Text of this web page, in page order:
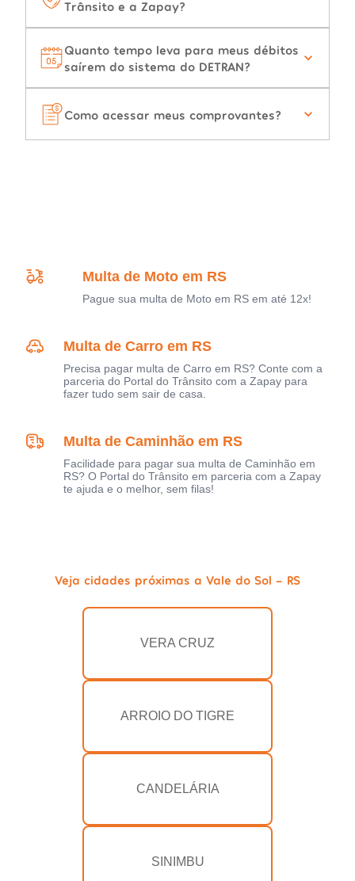
Trânsito e a Zapay?
Quanto tempo leva para meus débitos
saírem do sistema do DETRAN?
Como acessar meus comprovantes?
Multa de Moto em RS
Pague sua multa de Moto em RS em até 12x!
Multa de Carro em RS
Precisa pagar multa de Carro em RS? Conte com a
parceria do Portal do Trânsito com a Zapay para
fazer tudo sem sair de casa.
Multa de Caminhão em RS
Facilidade para pagar sua multa de Caminhão em
RS? O Portal do Trânsito em parceria com a Zapay
te ajuda e o melhor, sem filas!
Veja cidades próximas a Vale do Sol - RS
VERA CRUZ
ARROIO DO TIGRE
CANDELÁRIA
SINIMBU